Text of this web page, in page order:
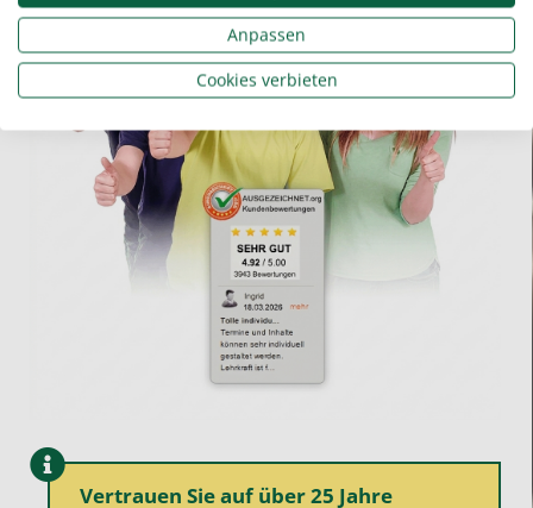
Vertrauen Sie auf über 25 Jahre
Anpassen
Cookies verbieten